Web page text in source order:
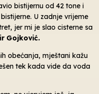
bistijernu od 42 tone i
U zadnje vrijeme
jer mi je slao cisterne sa
Gojković.
obećanja, mještani kažu
tek kada vide da voda